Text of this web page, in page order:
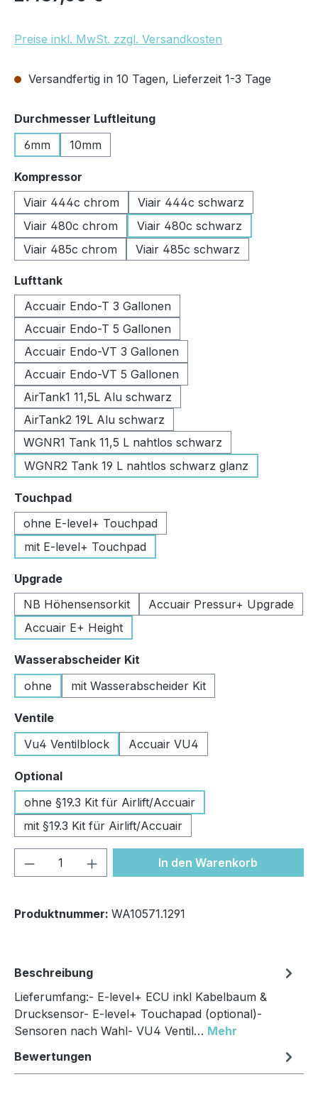
Preise inkl. MwSt. zzgl. Versandkosten
Versandfertig in 10 Tagen, Lieferzeit 1-3 Tage
Durchmesser Luftleitungauswählen
6mm
10mm
Kompressor
Viair 444c chrom
Viair 444c schwarz
Viair 480c chrom
Viair 480c schwarz
Viair 485c chrom
Viair 485c schwarz
Lufttankauswählen
Accuair Endo-T 3 Gallonen
Accuair Endo-T 5 Gallonen
Accuair Endo-VT 3 Gallonen
Accuair Endo-VT 5 Gallonen
AirTank1 11,5L Alu schwarz
AirTank2 19L Alu schwarz
WGNR1 Tank 11,5 L nahtlos schwarz
WGNR2 Tank 19 L nahtlos schwarz glanz
Touchpadauswählen
ohne E-level+ Touchpad
mit E-level+ Touchpad
Upgradeauswählen
NB Höhensensorkit
Accuair Pressur+ Upgrade
Accuair E+ Height
Wasserabscheider Kit
ohne
mit Wasserabscheider Kit
Ventileauswählen
Vu4 Ventilblock
Accuair VU4
Optionalauswählen
ohne §19.3 Kit für Airlift/Accuair
mit §19.3 Kit für Airlift/Accuair
Produkt Anzahl: Gib denIn den Warenkorb
Produktnummer: WA10571.1291
Beschreibung
Lieferumfang:- E-level+ ECU inkl Kabelbaum &
Drucksensor- E-level+ Touchapad (optional)-
Sensoren nach Wahl- VU4 Ventil… Mehr
Bewertungen